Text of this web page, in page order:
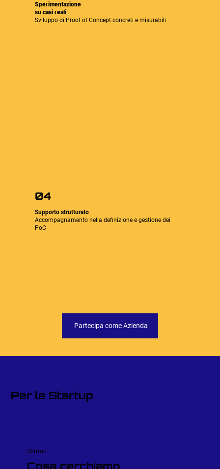
Sperimentazione
su casi reali
Sviluppo di Proof of Concept concreti e misurabili
04
Supporto strutturato
Accompagnamento nella definizione e gestione dei
PoC
Partecipa come Azienda
Per le Startup
Startup
Cosa cerchiamo